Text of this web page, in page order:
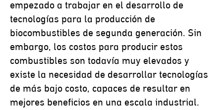
empezado a trabajar en el desarrollo de
tecnologías para la producción de
biocombustibles de segunda generación. Sin
embargo, los costos para producir estos
combustibles son todavía muy elevados y
existe la necesidad de desarrollar tecnologías
de más bajo costo, capaces de resultar en
mejores beneficios en una escala industrial.